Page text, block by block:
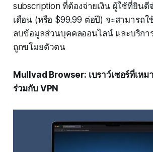
subscription ที่ต้องจ่ายเงิน ผู้ใช้ที่ยินดี
เดือน (หรือ $99.99 ต่อปี) จะสามารถใ
ลบข้อมูลส่วนบุคคลออนไลน์ และบริกา
ถูกขโมยตัวตน
Mullvad Browser: เบราว์เซอร์ที่เหม
ร่วมกับ VPN